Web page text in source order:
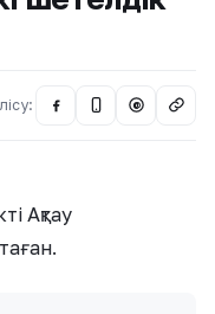
@
Ақтау